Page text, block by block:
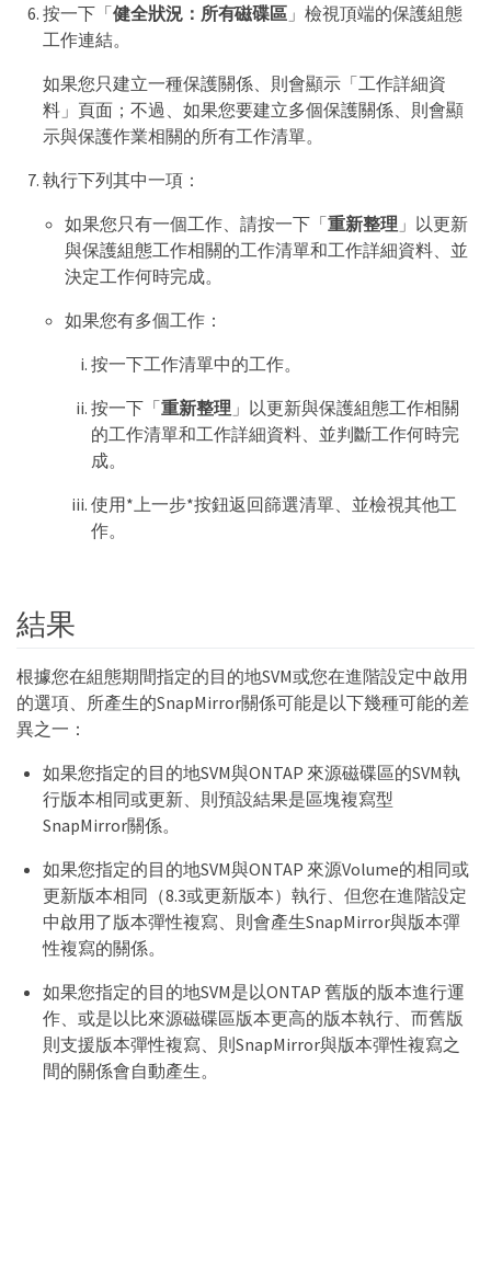
按一下「健全狀況：所有磁碟區 」檢視頂端的保護組態
工作連結。
如果您只建立一種保護關係、則會顯示「工作詳細資
料」頁面；不過、如果您要建立多個保護關係、則會顯
示與保護作業相關的所有工作清單。
執行下列其中一項：
如果您只有一個工作、請按一下「重新整理 」以更新
與保護組態工作相關的工作清單和工作詳細資料、並
決定工作何時完成。
如果您有多個工作：
按一下工作清單中的工作。
按一下「重新整理 」以更新與保護組態工作相關
的工作清單和工作詳細資料、並判斷工作何時完
成。
使用*上一步*按鈕返回篩選清單、並檢視其他工
作。
結果
根據您在組態期間指定的目的地SVM或您在進階設定中啟用
的選項、所產生的SnapMirror關係可能是以下幾種可能的差
異之一：
如果您指定的目的地SVM與ONTAP 來源磁碟區的SVM執
行版本相同或更新、則預設結果是區塊複寫型
SnapMirror關係。
如果您指定的目的地SVM與ONTAP 來源Volume的相同或
更新版本相同（8.3或更新版本）執行、但您在進階設定
中啟用了版本彈性複寫、則會產生SnapMirror與版本彈
性複寫的關係。
如果您指定的目的地SVM是以ONTAP 舊版的版本進行運
作、或是以比來源磁碟區版本更高的版本執行、而舊版
則支援版本彈性複寫、則SnapMirror與版本彈性複寫之
間的關係會自動產生。